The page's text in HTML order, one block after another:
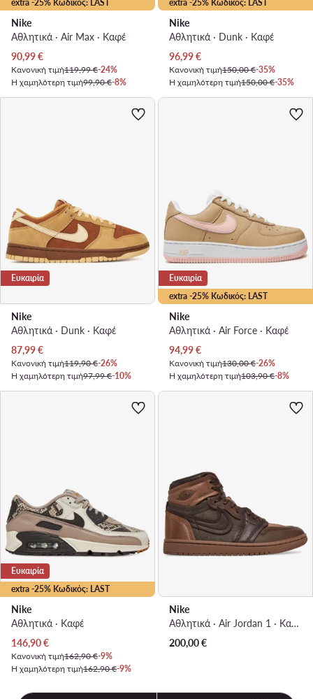
extra -25% Κωδικός: LAST
Nike
Αθλητικά · Air Max · Καφέ
Τρέχουσα τιμή
90,99€
Κανονική τιμή119,99 €-24%
Η χαμηλότερη τιμή99,90 €-8%
extra -25% Κωδικός: LAST
Nike
Αθλητικά · Dunk · Καφέ
Τρέχουσα τιμή
96,99€
Κανονική τιμή150,00 €-35%
Η χαμηλότερη τιμή150,00 €-35%
Ευκαιρία
Nike
Αθλητικά · Dunk · Καφέ
Τρέχουσα τιμή
87,99€
Κανονική τιμή119,90 €-26%
Η χαμηλότερη τιμή97,99 €-10%
extra -25% Κωδικός: LAST
Ευκαιρία
Nike
Αθλητικά · Air Force · Καφέ
Τρέχουσα τιμή
94,99€
Κανονική τιμή130,00 €-26%
Η χαμηλότερη τιμή103,90 €-8%
extra -25% Κωδικός: LAST
Ευκαιρία
Nike
Αθλητικά · Καφέ
Τρέχουσα τιμή
146,90€
Κανονική τιμή162,90 €-9%
Η χαμηλότερη τιμή162,90 €-9%
Nike
Αθλητικά · Air Jordan 1 · Καφέ
200,00€